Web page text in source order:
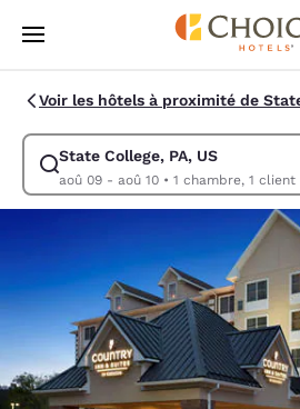
Sauter à Contenu Principal
Voir les hôtels à proximité de
State College, PA, US
aoû 09 - aoû 10• 1 chambre, 1 client
Modifier la recherche pour State